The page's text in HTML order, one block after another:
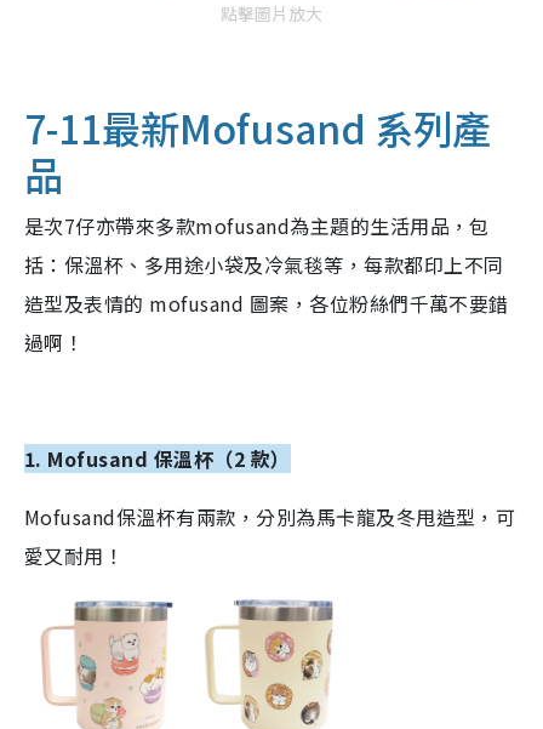
點擊圖片放大
7-11最新Mofusand 系列產
品
是次7仔亦帶來多款mofusand為主題的生活用品，包
括：保溫杯、多用途小袋及冷氣毯等，每款都印上不同
造型及表情的 mofusand 圖案，各位粉絲們千萬不要錯
過啊！
1. Mofusand 保溫杯（2 款）
Mofusand保溫杯有兩款，分別為馬卡龍及冬甩造型，可
愛又耐用！